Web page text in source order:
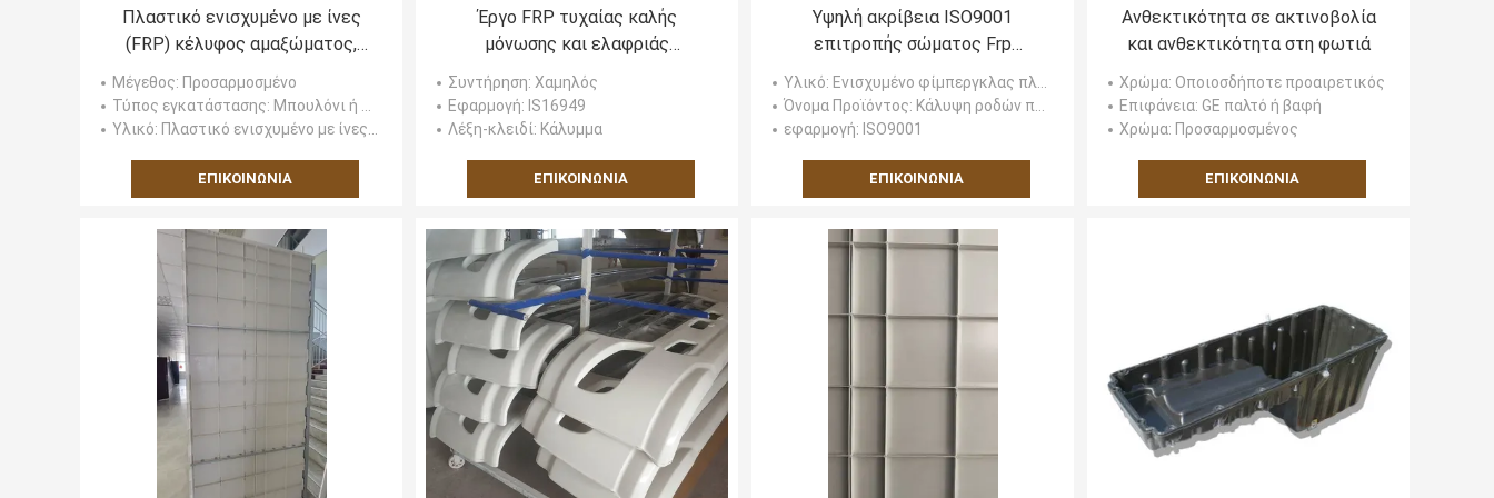
Πλαστικό ενισχυμένο με ίνες
(FRP) κέλυφος αμαξώματος,
φυσικό ή με επιλογές βαφής,
ανθεκτικό, ελαφρύ και
προσαρμόσιμο για βιομηχανικές
Μέγεθος: Προσαρμοσμένο
Τύπος εγκατάστασης: Μπουλόνι ή Κόλλα
Υλικό: Πλαστικό ενισχυμένο με ίνες (FRP)
ΕΠΙΚΟΙΝΩΝΊΑ
Έργο FRP τυχαίας καλής
μόνωσης και ελαφριάς
κατασκευής
Συντήρηση: Χαμηλός
Εφαρμογή: IS16949
Λέξη-κλειδί: Κάλυμμα
ΕΠΙΚΟΙΝΩΝΊΑ
Υψηλή ακρίβεια ISO9001
επιτροπής σώματος Frp
επιτροπών φορτηγών Frp
Υλικό: Ενισχυμένο φίμπεργκλας πλαστικό
Όνομα Προϊόντος: Κάλυψη ροδών προφυλακτήρων
εφαρμογή: ISO9001
ΕΠΙΚΟΙΝΩΝΊΑ
Ανθεκτικότητα σε ακτινοβολία
και ανθεκτικότητα στη φωτιά
Χρώμα: Οποιοσδήποτε προαιρετικός
Επιφάνεια: GE παλτό ή βαφή
Χρώμα: Προσαρμοσμένος
ΕΠΙΚΟΙΝΩΝΊΑ